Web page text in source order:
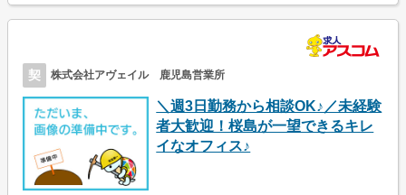
契 株式会社アヴェイル 鹿児島営業所
＼週3日勤務から相談OK♪／未経験
者大歓迎！桜島が一望できるキレ
イなオフィス♪